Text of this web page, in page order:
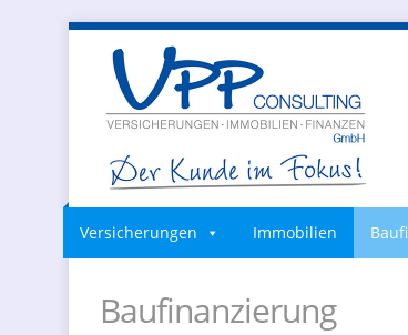
Versicherungen Immobilien
Baufinanzierung